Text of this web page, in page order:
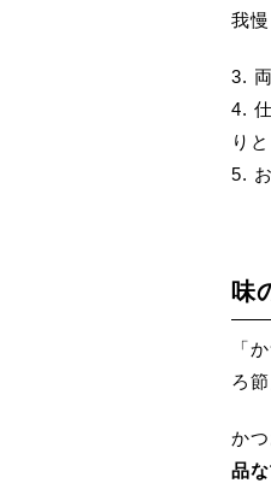
我
3.
4.
りと
5.
味
「
ろ
か
品